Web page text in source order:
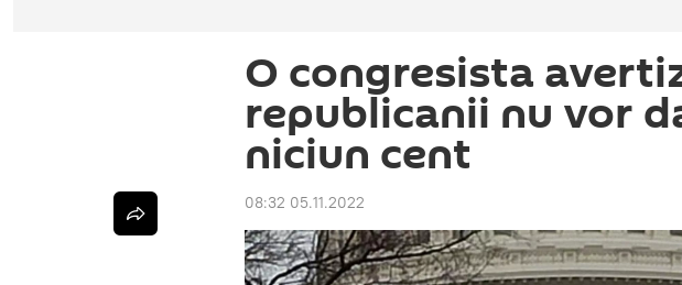
O congresista
republicanii nu vor
niciun cent
08:32 05.11.2022